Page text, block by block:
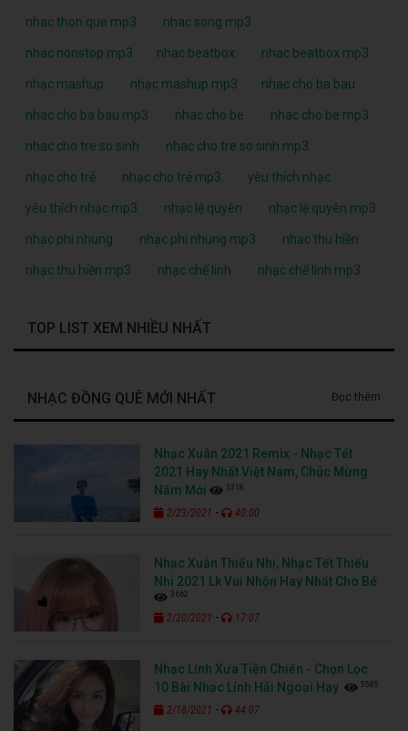
nhac thon que mp3 nhac song mp3
nhac nonstop mp3 nhac beatbox nhac beatbox mp3
nhạc mashup nhạc mashup mp3 nhac cho ba bau
nhac cho ba bau mp3 nhac cho be nhac cho be mp3
nhac cho tre so sinh nhac cho tre so sinh mp3
nhạc cho trẻ nhạc cho trẻ mp3 yêu thích nhạc
yêu thích nhạc mp3 nhạc lệ quyên nhạc lệ quyên mp3
nhạc phi nhung nhạc phi nhung mp3 nhạc thu hiền
nhạc thu hiền mp3 nhạc chế linh nhạc chế linh mp3
TOP LIST XEM NHIỀU NHẤT
NHẠC ĐỒNG QUÊ MỚI NHẤT Đọc thêm
Nhạc Xuân 2021 Remix - Nhạc Tết
2021 Hay Nhất Việt Nam, Chúc Mừng
Năm Mới
3318
2/23/2021 - 40:00
Nhạc Xuân Thiếu Nhi, Nhạc Tết Thiếu
Nhi 2021 Lk Vui Nhộn Hay Nhất Cho Bé
3662
2/20/2021 - 17:07
Nhạc Lính Xưa Tiền Chiến - Chọn Lọc
10 Bài Nhạc Lính Hải Ngoại Hay
5585
2/18/2021 - 44:07